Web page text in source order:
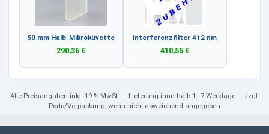
50 mm Halb-Mikroküvette
290,36 €
Interferenzfilter 412 nm
410,55 €
Alle Preisangaben inkl. 19 % MwSt.
· Lieferung innerhalb 1–7 Werktage · zzgl.
Porto/Verpackung, wenn nicht abweichend angegeben